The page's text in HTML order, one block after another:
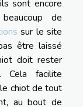
sont encore
de
sur le site
être laissé
doit rester
Cela facilite
chiot de tout
au bout de